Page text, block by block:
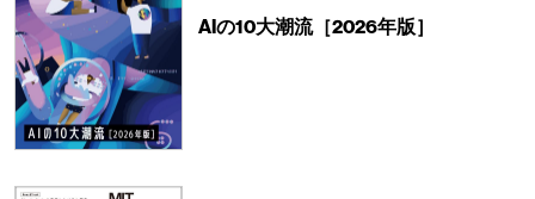
AIの10大潮流［2026年版］